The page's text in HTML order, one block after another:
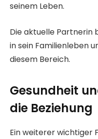
seinem Leben.
Die aktuelle Partnerin
in sein Familienleben
diesem Bereich.
Gesundheit
die Beziehung
Ein weiterer wichtiger